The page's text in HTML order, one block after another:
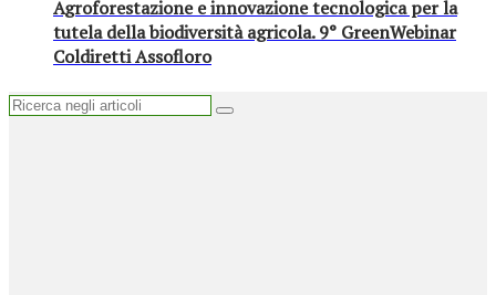
Agroforestazione e innovazione tecnologica per la
tutela della biodiversità agricola. 9° GreenWebinar
Coldiretti Assofloro